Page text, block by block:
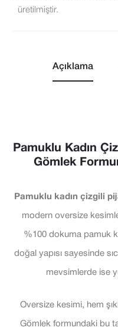
üretilmiştir.
Açıklama
Pamuklu Kadın
Gömlek
Pamuklu kadın çizgili
modern oversize
%100 dokuma pamuk
doğal yapısı sayesinde
mevsimlerde ise
Oversize kesimi, hem
Gömlek formundaki bu